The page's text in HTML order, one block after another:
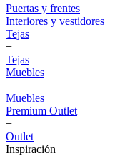
Puertas y frentes
Interiores y vestidores
Tejas
+
Tejas
Muebles
+
Muebles
Premium Outlet
+
Outlet
Inspiración
+